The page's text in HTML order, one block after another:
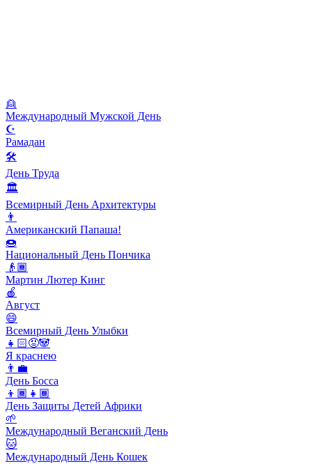
👱
Международный Мужской День
☪️
Рамадан
🛠
День Труда
🏛
Всемирный День Архитектуры
👨
Американский Папаша!
🍩
Национальный День Пончика
👴🏾
Мартин Лютер Кинг
🍎
Август
😄
Всемирный День Улыбки
👧🏻😡🐼
Я краснею
👨‍💼
День Босса
👦🏾👧🏾
День Защиты Детей Африки
🌱
Международный Веганский День
🐱
Международный День Кошек